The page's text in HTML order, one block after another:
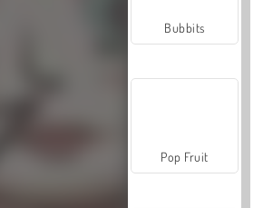
Bubbits
Pop Fruit